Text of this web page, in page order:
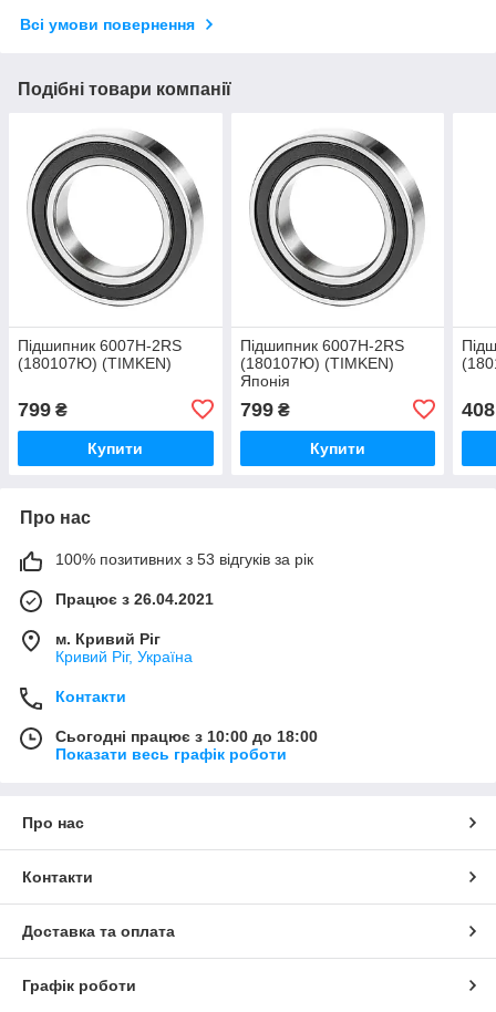
Всі умови повернення
Подібні товари компанії
Підшипник 6007H-2RS
(180107Ю) (TIMKEN)
799 ₴
Купити
Підшипник 6007H-2RS
(180107Ю) (TIMKEN)
Японія
799₴
Купити
408
Про нас
100% позитивних з 53 відгуків за рік
Працює з 26.04.2021
м. Кривий Ріг
Кривий Ріг, Україна
Контакти
Сьогодні працює з 10:00 до 18:00
Показати весь графік роботи
Про нас
Контакти
Доставка та оплата
Графік роботи